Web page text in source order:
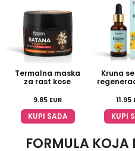
Termalna maska
za rast kose
9.85 EUR
KUPI SADA
Kruna
11.95
KUPI
FORMULA KOJA